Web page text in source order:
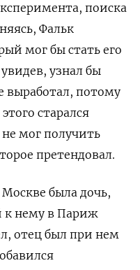
поиска
Фальк
мог бы стать его
узнал бы
выработал, потому
старался
мог получить
претендовал.
была дочь,
к нему в Париж
отец был при нем